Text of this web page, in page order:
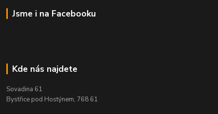
Jsme i na Facebooku
Kde nás najdete
Sovadina 61
Bystřice pod Hostýnem, 768 61